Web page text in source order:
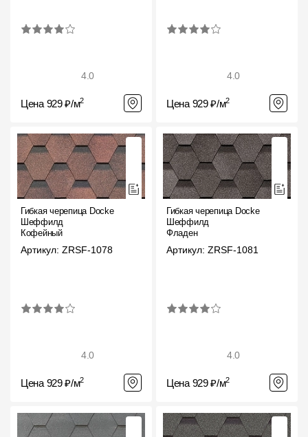
4.0
Цена 929 ₽/м2
4.0
Цена 929 ₽/м2
Гибкая черепица Docke
Шеффилд
Кофейный
Артикул: ZRSF-1078
4.0
Цена 929 ₽/м2
Гибкая черепица Docke
Шеффилд
Фладен
Артикул: ZRSF-1081
4.0
Цена 929 ₽/м2